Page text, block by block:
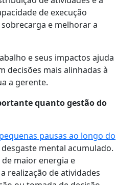
de execução
e melhorar a
e seus impactos ajuda
decisões mais alinhadas à
a gerente.
quanto gestão do
pequenas pausas ao longo do
mental acumulado.
maior energia e
realização de atividades